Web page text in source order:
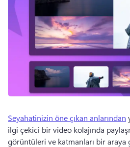
Seyahatinizin öne çıkan anlarından
ilgi çekici bir video kolajında
görüntüleri ve katmanları bir araya